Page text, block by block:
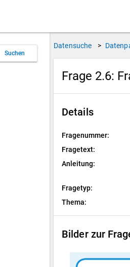
Suchen
Datensuche >
Frage 2.6:
Details
Fragenummer:
Fragetext:
Anleitung:
Fragetyp:
Thema:
Bilder zur